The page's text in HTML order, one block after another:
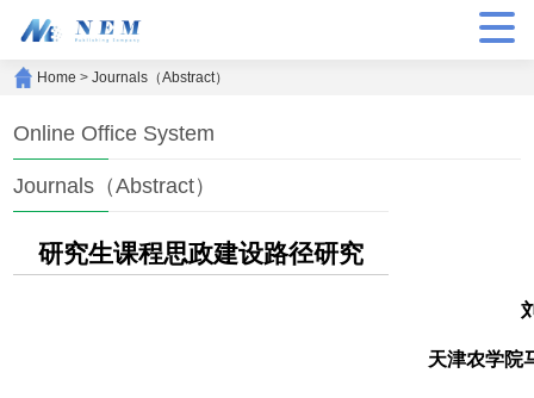
Home >Journals（Abstract）
Online Office System
Journals（Abstract）
研究生课程思政建设路径研究
天津农学院